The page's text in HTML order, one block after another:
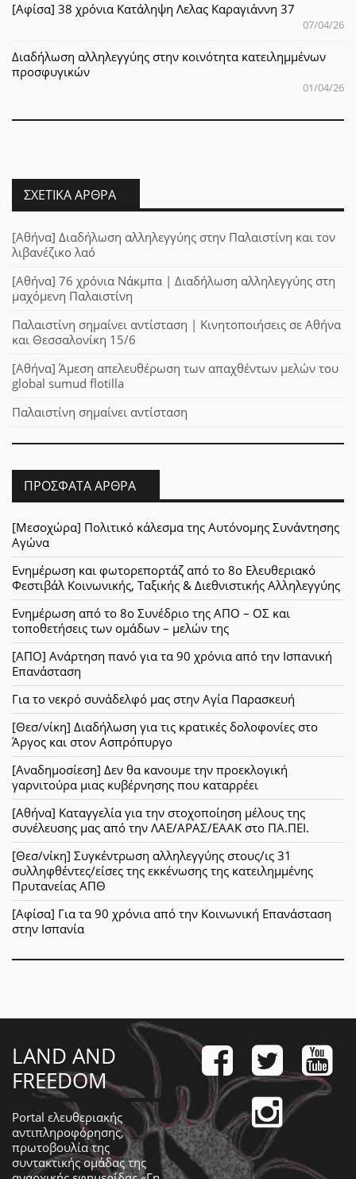
[Αφίσα] 38 χρόνια Κατάληψη Λελας Καραγιάννη 37
07/04/26
Διαδήλωση αλληλεγγύης στην κοινότητα κατειλημμένων
προσφυγικών
01/04/26
ΣΧΕΤΙΚΆ ΆΡΘΡΑ
[Αθήνα] Διαδήλωση αλληλεγγύης στην Παλαιστίνη και τον
λιβανέζικο λαό
[Αθήνα] 76 χρόνια Νάκμπα | Διαδήλωση αλληλεγγύης στη
μαχόμενη Παλαιστίνη
Παλαιστίνη σημαίνει αντίσταση | Κινητοποιήσεις σε Αθήνα
και Θεσσαλονίκη 15/6
[Αθήνα] Άμεση απελευθέρωση των απαχθέντων μελών του
global sumud flotilla
Παλαιστίνη σημαίνει αντίσταση
ΠΡΌΣΦΑΤΑ ΆΡΘΡΑ
[Μεσοχώρα] Πολιτικό κάλεσμα της Αυτόνομης Συνάντησης
Αγώνα
Ενημέρωση και φωτορεπορτάζ από το 8ο Ελευθεριακό
Φεστιβάλ Κοινωνικής, Ταξικής & Διεθνιστικής Αλληλεγγύης
Ενημέρωση από το 8ο Συνέδριο της ΑΠΟ – ΟΣ και
τοποθετήσεις των ομάδων – μελών της
[ΑΠΟ] Ανάρτηση πανό για τα 90 χρόνια από την Ισπανική
Επανάσταση
Για το νεκρό συνάδελφό μας στην Αγία Παρασκευή
[Θεσ/νίκη] Διαδήλωση για τις κρατικές δολοφονίες στο
Άργος και στον Ασπρόπυργο
[Αναδημοσίεση] Δεν θα κανουμε την προεκλογική
γαρνιτούρα μιας κυβέρνησης που καταρρέει
[Αθήνα] Καταγγελία για την στοχοποίηση μέλους της
συνέλευσης μας από την ΛΑΕ/ΑΡΑΣ/ΕΑΑΚ στο ΠΑ.ΠΕΙ.
[Θεσ/νίκη] Συγκέντρωση αλληλεγγύης στους/ις 31
συλληφθέντες/είσες της εκκένωσης της κατειλημμένης
Πρυτανείας ΑΠΘ
[Αφίσα] Για τα 90 χρόνια από την Κοινωνική Επανάσταση
στην Ισπανία
LAND AND
FREEDOM
Portal ελευθεριακής
αντιπληροφόρησης,
πρωτοβουλία της
συντακτικής ομάδας της